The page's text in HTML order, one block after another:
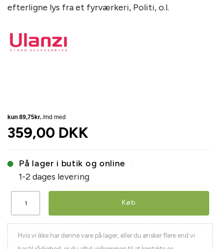
efterligne lys fra et fyrværkeri, Politi, o.l.
359,00 DKK
På lager i butik og online
1-2 dages levering
Køb
Hvis vi ikke har denne vare på lager, eller du ønsker flere end vi